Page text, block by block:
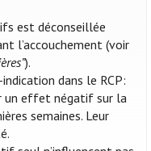
est déconseillée
l’accouchement (voir
).
dans le RCP:
un effet négatif sur la
semaines. Leur